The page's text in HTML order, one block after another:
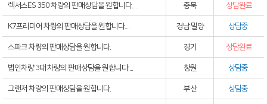
렉서스ES 350 차량의 판매상담을 원합니다.... 충북 상담완료
K7프리미어 차량의 판매상담을 원합니다.... 경남 밀양 상담중
스파크 차량의 판매상담을 원합니다. 경기 상담완료
법인차량 3대 차량의 판매상담을 원합니다.... 창원 상담중
그랜저 차량의 판매상담을 원합니다. 부산 상담중